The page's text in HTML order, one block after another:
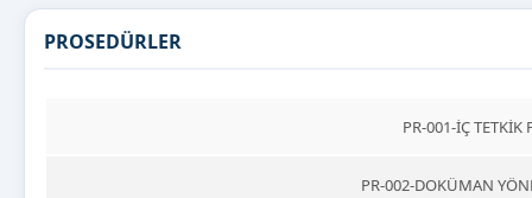
PROSEDÜRLER
PR-001-İÇ TETKİK
PR-002-DOKÜMAN